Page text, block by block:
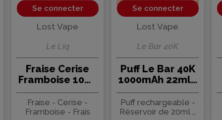
Se connecter
Lost Vape
Le Liq
Fraise Cerise
Framboise 10ml
Le Liq - Lost
Vape (10 pièces)
Fraise - Cerise -
Framboise - Frais
Se connecter
Lost Vape
Le Bar 40K
Puff Le Bar 40K
1000mAh 22ml -
Lost Vape
Puff rechargeable -
Réservoir de 20ml +